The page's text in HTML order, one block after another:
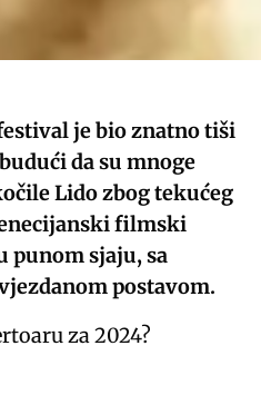
je bio znatno tiši
da su mnoge
Lido zbog tekućeg
filmski
punom sjaju, sa
postavom.
za 2024?